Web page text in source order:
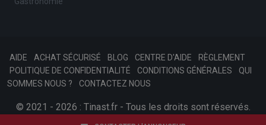
AIDE ACHAT SÉCURISÉ BLOG CENTRE D'AIDE
RÈGLEMENT
POLITIQUE DE CONFIDENTIALITÉ
CONDITIONS GÉNÉRALES
QUI
SOMMES NOUS ?
CONTACTEZ NOUS
© 2021 - 2026 : Tinast.fr - Tous les droits sont réservés.
SKONSOFTAfariat.com